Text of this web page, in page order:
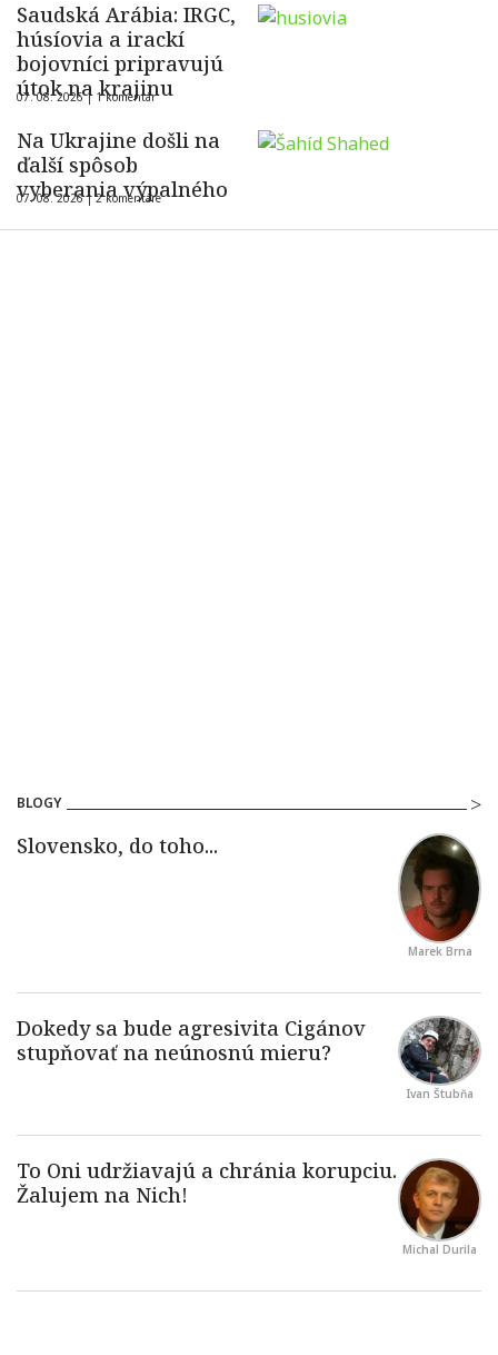
Saudská Arábia: IRGC,
húsíovia a irackí
bojovníci pripravujú
útok na krajinu
07. 08. 2026 | 1 komentár
Na Ukrajine došli na
ďalší spôsob
vyberania výpalného
07. 08. 2026 |2 komentáre
BLOGY
Marek Brna
Ivan Štubňa
Michal Durila